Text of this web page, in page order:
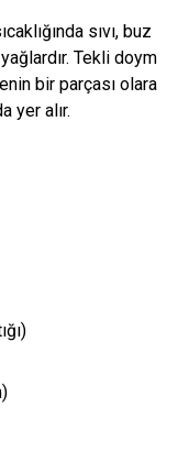
sıvı, buz
Tekli doym
bir parçası olara
yer alır.